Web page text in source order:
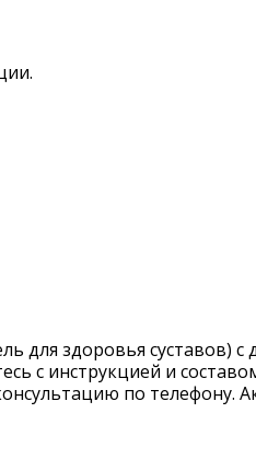
здоровья суставов) с
с инструкцией и
по телефону.